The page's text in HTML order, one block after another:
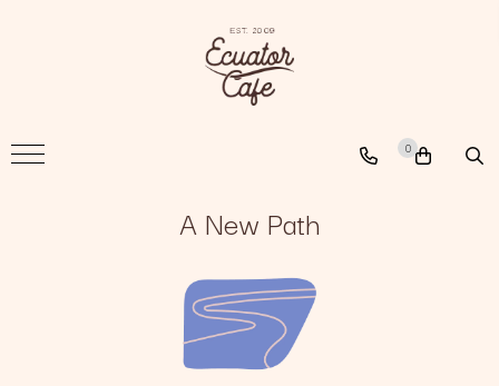
The Nomad
0
A New Path